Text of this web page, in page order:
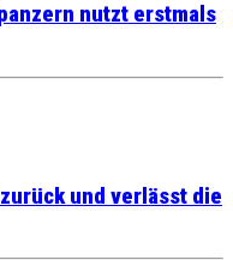
nutzt erstmals
und verlässt die